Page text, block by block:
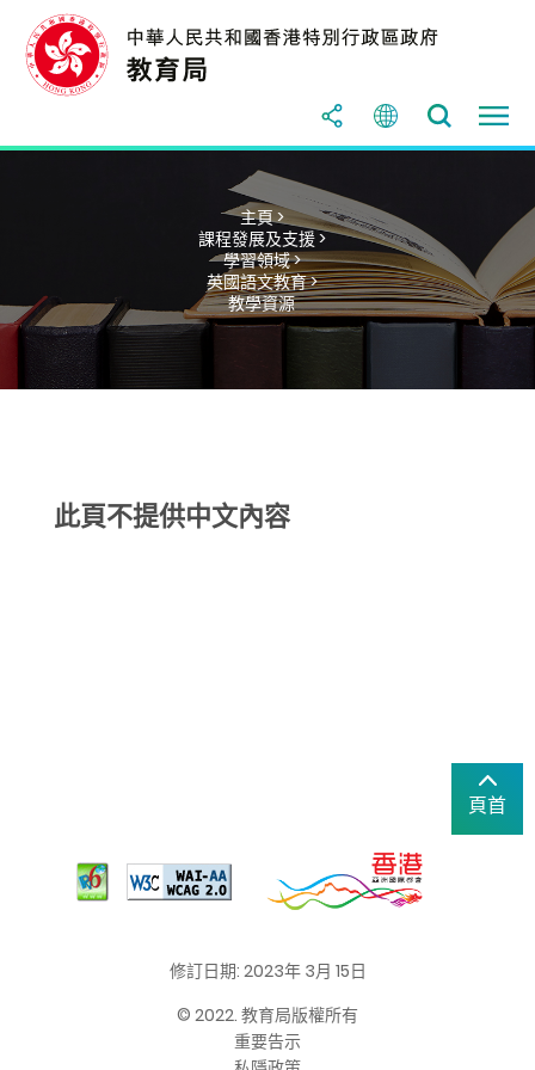
主頁 >
課程發展及支援 >
學習領域 >
英國語文教育 >
教學資源
此頁不提供中文內容
頁首
修訂日期: 2023年 3月 15日
© 2022. 教育局版權所有
重要告示